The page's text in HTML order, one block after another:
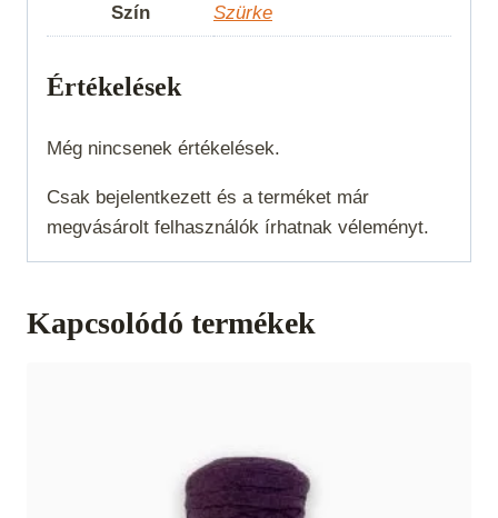
Szín Szürke
Értékelések
Még nincsenek értékelések.
Csak bejelentkezett és a terméket már
megvásárolt felhasználók írhatnak véleményt.
Kapcsolódó termékek